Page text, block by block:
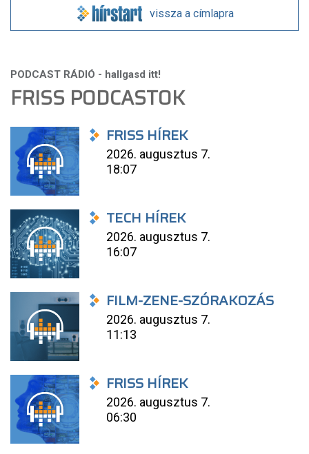
vissza a címlapra
FRISS PODCASTOK
FRISS HÍREK
2026. augusztus 7.
18:07
TECH HÍREK
2026. augusztus 7.
16:07
FILM-ZENE-SZÓRAKOZÁS
2026. augusztus 7.
11:13
FRISS HÍREK
2026. augusztus 7.
06:30